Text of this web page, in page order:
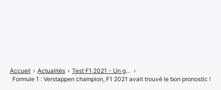
Accueil › Actualités › Test F1 2021 - Un grand jeu de Formule 1 qui stagne (un peu) ›
Formule 1 : Verstappen champion, F1 2021 avait trouvé le bon pronostic !